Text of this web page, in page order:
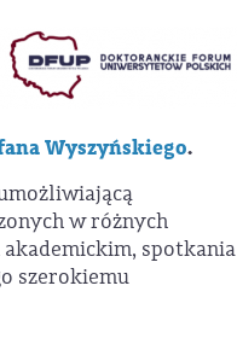
Wyszyńskiego.
w różnych
spotkania
szerokiemu